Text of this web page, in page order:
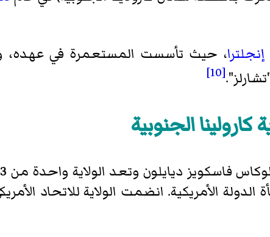
ماكورميك
مارلبورو (كارولينا الجنوبية)
نيوبيري
(كارولينا الجنوبية)
أورانجبورغ
(كارولينا الجنوبية)
(كارولينا الجنوبية)
سبارتنبرغ
، حيث تأسست المستعمرة في عهده،
[10]
كارولينا الجنوبية
فاسكويز ديايلون
الدولة الأمريكية. انضمت الولاية للاتحاد